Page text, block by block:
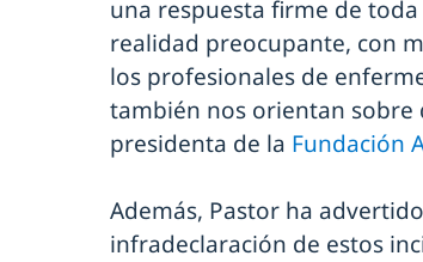
una respuesta firme de
realidad preocupante, con
los profesionales de
también nos orientan sobre
presidenta de la Fundación
Además, Pastor ha
infradeclaración de estos